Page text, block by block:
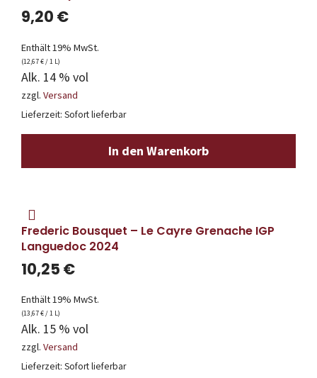
9,20 €
Enthält 19% MwSt.
(12,67€/ 1 L)
Alk. 14 % vol
zzgl. Versand
Lieferzeit: Sofort lieferbar
In den Warenkorb
Frederic Bousquet – Le Cayre Grenache IGP
Languedoc 2024
10,25 €
Enthält 19% MwSt.
(13,67€/ 1 L)
Alk. 15 % vol
zzgl. Versand
Lieferzeit: Sofort lieferbar